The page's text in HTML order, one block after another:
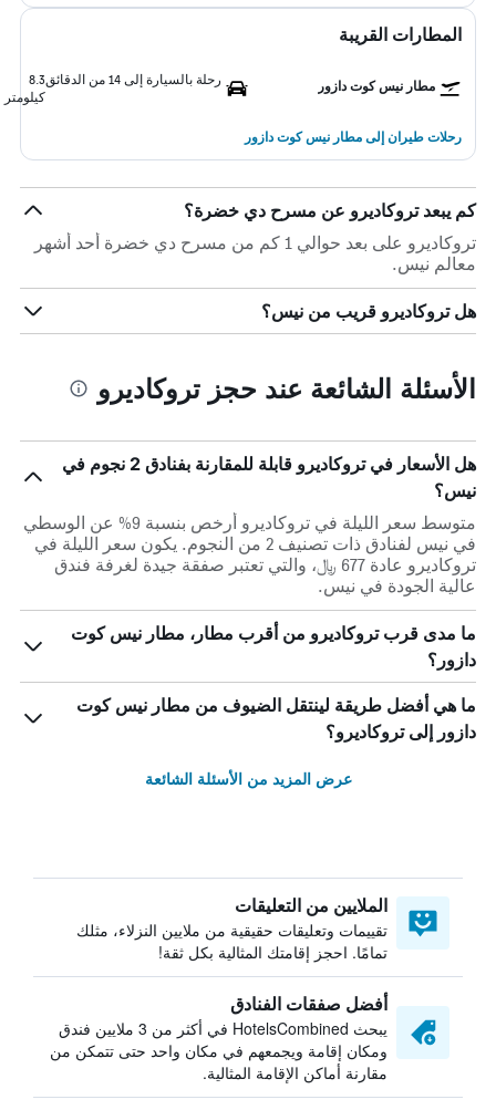
المطارات القريبة
مطار نيس كوت دازور رحلة بالسيارة إلى 14 من الدقائق
8.3
كيلومتر
رحلات طيران إلى مطار نيس كوت دازور
كم يبعد تروكاديرو عن مسرح دي خضرة؟
تروكاديرو على بعد حوالي 1 كم من مسرح دي خضرة أحد أشهر
معالم نيس.
هل تروكاديرو قريب من نيس؟
الأسئلة الشائعة عند حجز تروكاديرو
هل الأسعار في تروكاديرو قابلة للمقارنة بفنادق 2 نجوم في
نيس؟
متوسط سعر الليلة في تروكاديرو أرخص بنسبة 9% عن الوسطي
في نيس لفنادق ذات تصنيف 2 من النجوم. يكون سعر الليلة في
تروكاديرو عادة 677 ﷼، والتي تعتبر صفقة جيدة لغرفة فندق
عالية الجودة في نيس.
ما مدى قرب تروكاديرو من أقرب مطار، مطار نيس كوت
دازور؟
ما هي أفضل طريقة لينتقل الضيوف من مطار نيس كوت
دازور إلى تروكاديرو؟
عرض المزيد من الأسئلة الشائعة
الملايين من التعليقات
تقييمات وتعليقات حقيقية من ملايين النزلاء، مثلك
تمامًا. احجز إقامتك المثالية بكل ثقة!
أفضل صفقات الفنادق
يبحث HotelsCombined في أكثر من 3 ملايين فندق
ومكان إقامة ويجمعهم في مكان واحد حتى تتمكن من
مقارنة أماكن الإقامة المثالية.